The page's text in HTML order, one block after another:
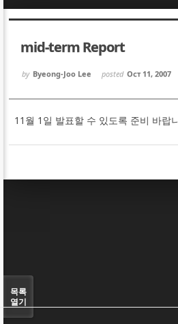
mid-term Report
by Byeong-Joo Lee posted Oct 11, 2007
11월 1일 발표할 수 있도록 준비 바랍
목록
열기
Sketchbook5, 스케
Sketchbook5, 스
Sketchbook5, 스케
Sketchbook5, 스